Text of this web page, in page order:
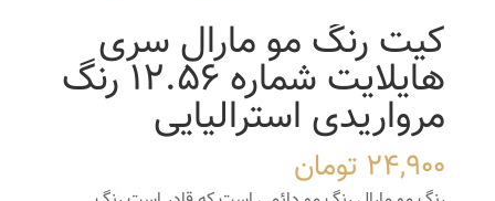
کیت رنگ مو مارال سری
هایلایت شماره 12.56 رنگ
مرواریدی استرالیایی
24,900 تومان